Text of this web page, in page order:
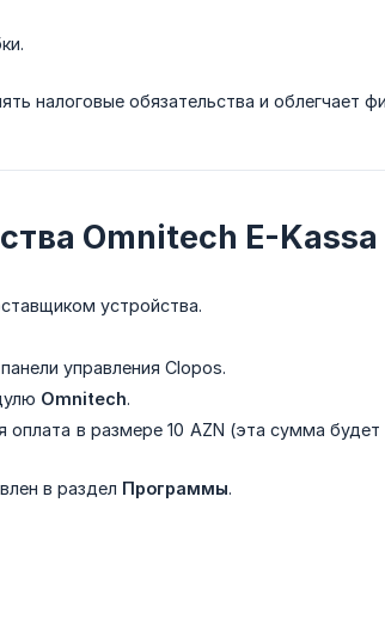
налоговые обязательства и облегчает
Omnitech E-
устройства.
управления Clopos.
Omnitech.
оплата в размере 10 AZN (эта сумма
в раздел Программы.